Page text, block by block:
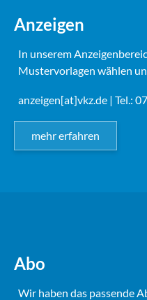
Anzeigen
In unserem
Mustervorlagen wählen
anzeigen[at]vkz.de | Tel.:
mehr erfahren
Abo
Wir haben das passende